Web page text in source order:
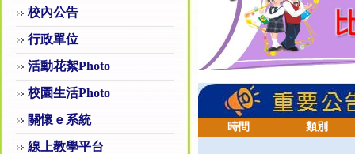
校內公告
行政單位
活動花絮Photo
校園生活Photo
關懷ｅ系統
線上教學平台
時間 類別